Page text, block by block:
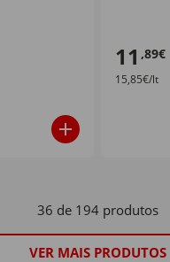
11 ,89€
15,85€/lt
36 de 194 produtos
VER MAIS PRODUTOS